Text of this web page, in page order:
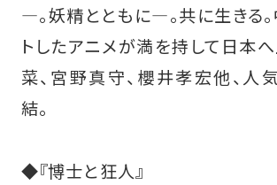
―。妖精とともに―。共に生きる
トしたアニメが満を持して日本
菜、宮野真守、櫻井孝宏他、人
結。
◆『博士と狂人』